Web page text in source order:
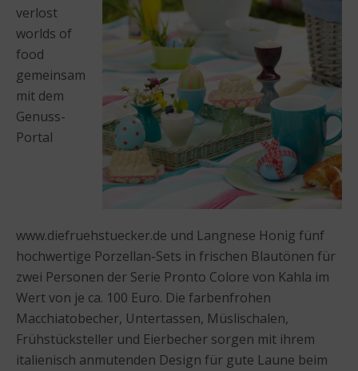
verlost
worlds of
food
gemeinsam
mit dem
Genuss-
Portal
www.diefruehstuecker.de und Langnese Honig fünf
hochwertige Porzellan-Sets in frischen Blautönen für
zwei Personen der Serie Pronto Colore von Kahla im
Wert von je ca. 100 Euro. Die farbenfrohen
Macchiatobecher, Untertassen, Müslischalen,
Frühstücksteller und Eierbecher sorgen mit ihrem
italienisch anmutenden Design für gute Laune beim